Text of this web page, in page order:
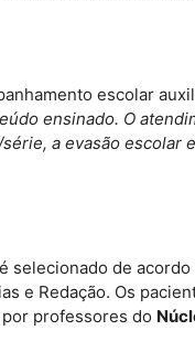
escolar
ensinado. O
a evasão escolar
de
e Redação. Os
professores do